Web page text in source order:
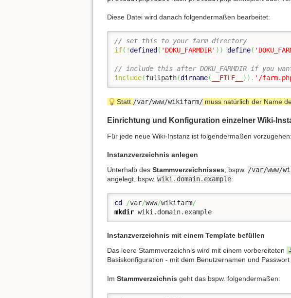
Diese Datei wird danach folgendermaßen bearbeitet:
// set this to your farm directory
if( !defined ( 'DOKU_FARMDIR' ) ) define(
// include this after DOKU_FARMDIR if you
include(fullpath(dirname( __FILE__ ) ) . '/
Statt /var/www/wikifarm/ muss natürlich der Name
Einrichtung und Konfiguration einzelner Wiki-
Für jede neue Wiki-Instanz ist folgendermaßen vorzugehen:
Instanzverzeichnis anlegen
Unterhalb des Stammverzeichnisses , bspw. /var/www/
angelegt, bspw. wiki.domain.example:
cd /var/www/wikifarm/
mkdir wiki.domain.example
Instanzverzeichnis mit einem Template befüllen
Das leere Stammverzeichnis wird mit einem vorbereiteten
Basiskonfiguration - mit dem Benutzernamen und Passwort
Im Stammverzeichnis geht das bspw. folgendermaßen: